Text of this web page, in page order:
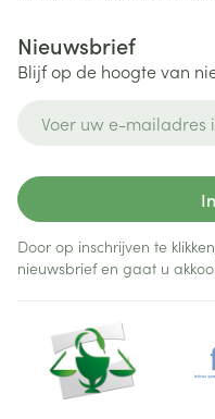
Nieuwsbrief
Blijf op de hoogte van
Door op inschrijven te
nieuwsbrief en gaat u